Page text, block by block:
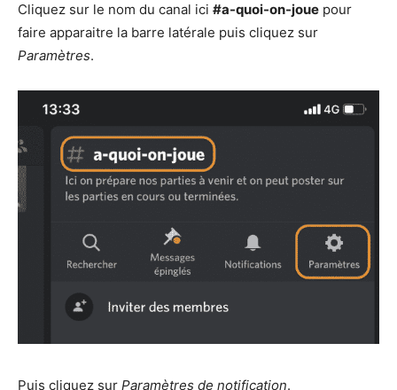
Cliquez sur le nom du canal ici #a-quoi-on-joue pour
faire apparaitre la barre latérale puis cliquez sur
Paramètres.
Puis cliquez sur Paramètres de notification.